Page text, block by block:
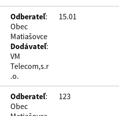
Reset
Odberateľ:
Obec
Matiašovce
Dodávateľ:
VM
Telecom,s.r
.o.
15.01
Odberateľ:
Obec
123